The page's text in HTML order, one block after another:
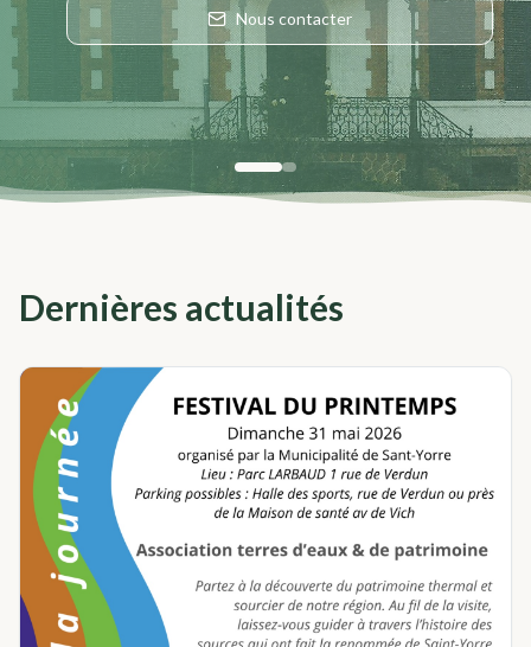
Nous contacter
Dernières actualités